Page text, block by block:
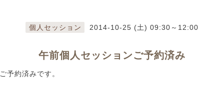
個人セッション 2014-10-25 (土) 09:30～12:00
午前個人セッションご予約済み
予約済みです。